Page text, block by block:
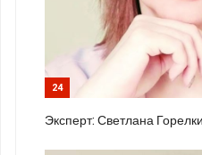
24
Эксперт: Светлана